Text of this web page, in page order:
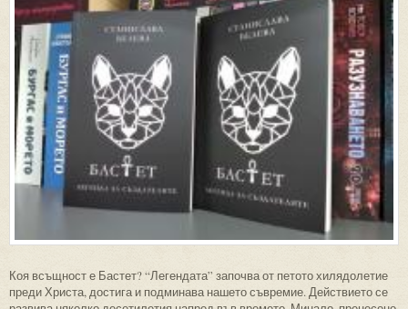
Коя всъщност е Бастет? “Легендата” започва от петото хилядолетие
преди Христа, достига и подминава нашето съвремие. Действието се